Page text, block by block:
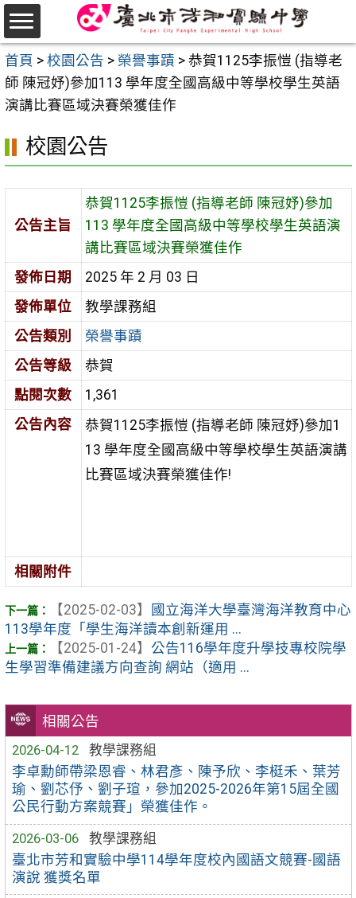
跳
至
主
要
內
首頁 > 校園公告 > 榮譽事蹟 > 恭賀1125李振愷 (指導老
師 陳冠妤)參加113 學年度全國高級中等學校學生英語
演講比賽區域決賽榮獲佳作
相關公告
2026-04-12
教學課務組
李卓勳師帶梁恩睿、林君彥、陳予欣、李梃禾、葉芳
瑜、劉芯伃、劉子瑄，參加2025-2026年第15屆全國
公民行動方案競賽」榮獲佳作。
2026-03-06
教學課務組
臺北市芳和實驗中學114學年度校內國語文競賽-國語
演說 獲獎名單
校園公告
公告主旨
恭賀1125李振愷 (指導老師 陳冠妤)參加
113 學年度全國高級中等學校學生英語演
講比賽區域決賽榮獲佳作
發佈日期
2025 年 2 月 03 日
發佈單位
教學課務組
公告類別
榮譽事蹟
公告等級
恭賀
點閱次數
1,361
公告內容
恭賀1125李振愷 (指導老師 陳冠妤)參加1
13 學年度全國高級中等學校學生英語演講
比賽區域決賽榮獲佳作!
相關附件
【2025-02-03】
國立海洋大學臺灣海洋教育中心
113學年度「學生海洋讀本創新運用 ...
【2025-01-24】 公告116學年度升學技專校院學
生學習準備建議方向查詢 網站（適用 ...
選
單